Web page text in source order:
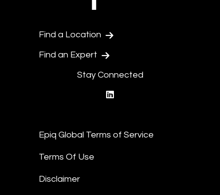
Find a Location
Find an Expert
Stay Connected
Epiq Global Terms of Service
Terms Of Use
Disclaimer